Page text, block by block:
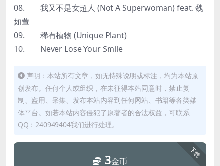
08. 我又不是女超人 (Not A Superwoman) feat. 魏
如萱
09. 稀有植物 (Unique Plant)
10. Never Lose Your Smile
声明：本站所有文章，如无特殊说明或标注，均为本站原
创发布。任何个人或组织，在未征得本站同意时，禁止复
制、盗用、采集、发布本站内容到任何网站、书籍等各类媒
体平台。如若本站内容侵犯了原著者的合法权益，可联系
QQ：240949404我们进行处理。
下载
3金币